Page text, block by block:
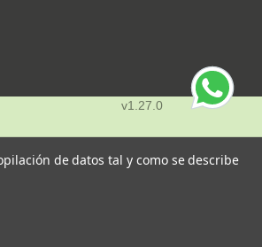
v1.27.0
de datos tal y como se describe